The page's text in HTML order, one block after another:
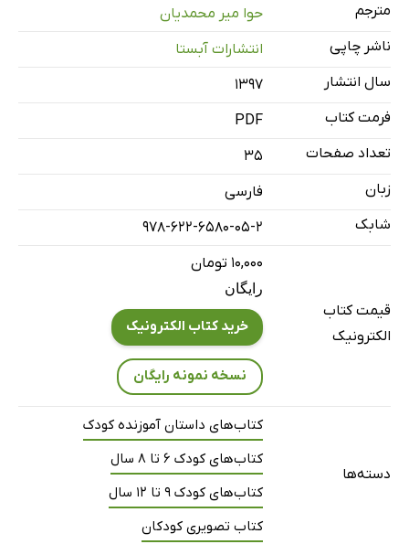
مترجم
حوا میر محمدیان
ناشر چاپی
انتشارات آبستا
سال انتشار
۱۳۹۷
فرمت کتاب
PDF
تعداد صفحات
35
زبان
فارسی
شابک
978-622-6580-05-2
قیمت کتاب
الکترونیک
۱۰,۰۰۰ تومان
رایگان
خرید کتاب الکترونیک
نسخه نمونه رایگان
دسته‌ها
کتاب‌های داستان آموزنده کودک
کتاب‌های کودک 6 تا 8 سال
کتاب‌های کودک 9 تا 12 سال
کتاب تصویری کودکان